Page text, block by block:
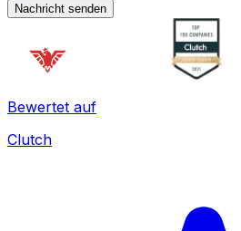
Nachricht senden
Bewertet auf
Clutch